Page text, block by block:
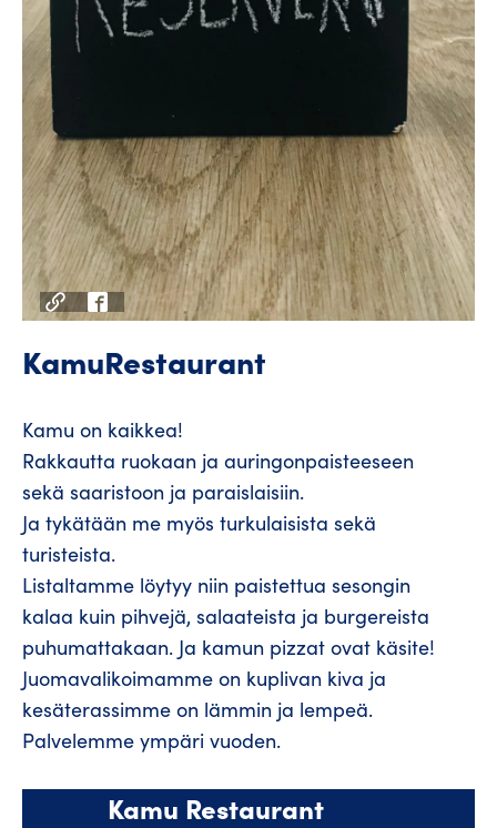
KamuRestaurant
Kamu on kaikkea!
Rakkautta ruokaan ja auringonpaisteeseen
sekä saaristoon ja paraislaisiin.
Ja tykätään me myös turkulaisista sekä
turisteista.
Listaltamme löytyy niin paistettua sesongin
kalaa kuin pihvejä, salaateista ja burgereista
puhumattakaan. Ja kamun pizzat ovat käsite!
Juomavalikoimamme on kuplivan kiva ja
kesäterassimme on lämmin ja lempeä.
Palvelemme ympäri vuoden.
Kamu Restaurant